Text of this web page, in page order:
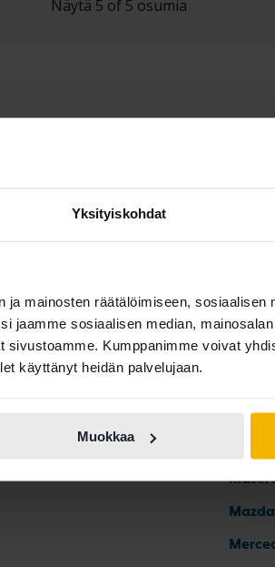
Yksityiskohdat
ja mainosten räätälöimiseen, sosiaalisen
jaamme sosiaalisen median,
Kumppanimme voivat
käyttänyt heidän palvelujaan.
Muokkaa
Näytä 5 of 5 osumia
Mazda